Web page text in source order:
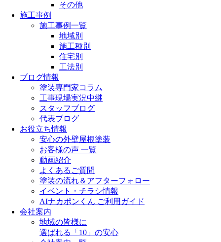
その他
施工事例
施工事例一覧
地域別
施工種別
住宅別
工法別
ブログ情報
塗装専門家コラム
工事現場実況中継
スタッフブログ
代表ブログ
お役立ち情報
安心の外壁屋根塗装
お客様の声 一覧
動画紹介
よくあるご質問
塗装の流れ＆アフターフォロー
イベント・チラシ情報
AIナカポンくん ご利用ガイド
会社案内
地域の皆様に
選ばれる「10」の安心